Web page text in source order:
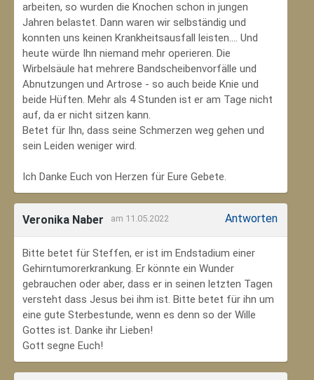
arbeiten, so wurden die Knochen schon in jungen
Jahren belastet. Dann waren wir selbständig und
konnten uns keinen Krankheitsausfall leisten.... Und
heute würde Ihn niemand mehr operieren. Die
Wirbelsäule hat mehrere Bandscheibenvorfälle und
Abnutzungen und Artrose - so auch beide Knie und
beide Hüften. Mehr als 4 Stunden ist er am Tage nicht
auf, da er nicht sitzen kann.
Betet für Ihn, dass seine Schmerzen weg gehen und
sein Leiden weniger wird.
Ich Danke Euch von Herzen für Eure Gebete.
Veronika Naber am 11.05.2022 Antworten
Bitte betet für Steffen, er ist im Endstadium einer
Gehirntumorerkrankung. Er könnte ein Wunder
gebrauchen oder aber, dass er in seinen letzten Tagen
versteht dass Jesus bei ihm ist. Bitte betet für ihn um
eine gute Sterbestunde, wenn es denn so der Wille
Gottes ist. Danke ihr Lieben!
Gott segne Euch!